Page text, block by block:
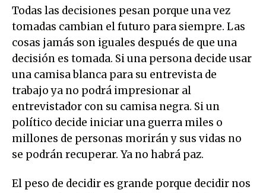
Todas las decisiones pesan porque una vez
tomadas cambian el futuro para siempre. Las
cosas jamás son iguales después de que una
decisión es tomada. Si una persona decide usar
una camisa blanca para su entrevista de
trabajo ya no podrá impresionar al
entrevistador con su camisa negra. Si un
político decide iniciar una guerra miles o
millones de personas morirán y sus vidas no
se podrán recuperar. Ya no habrá paz.
El peso de decidir es grande porque decidir nos